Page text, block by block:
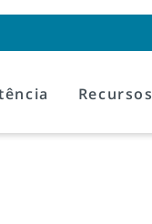
Recursos